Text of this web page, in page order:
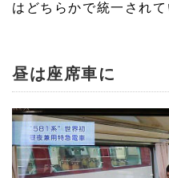
はどちらかで統一されて
昼は座席車に